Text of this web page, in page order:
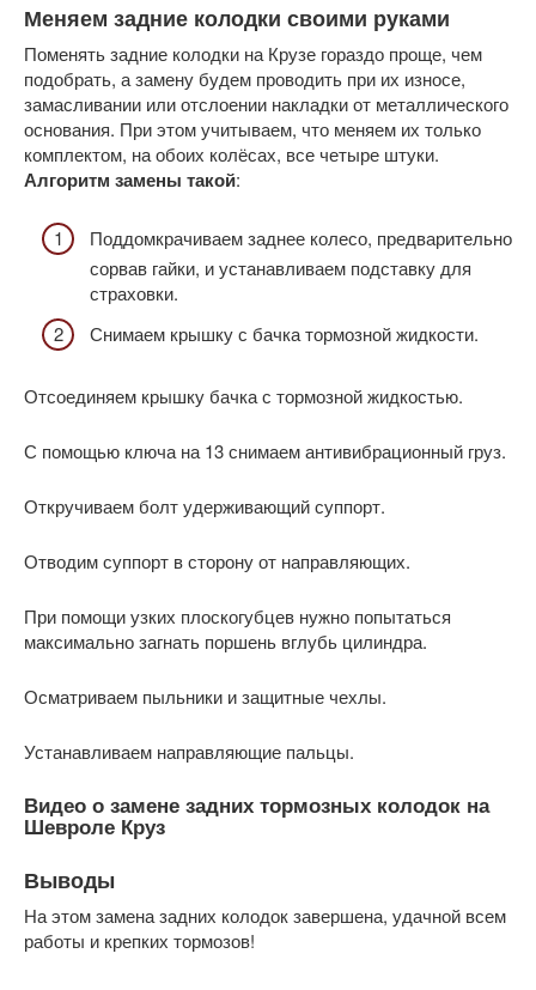
Меняем задние колодки своими руками
Поменять задние колодки на Крузе гораздо проще, чем
подобрать, а замену будем проводить при их износе,
замасливании или отслоении накладки от металлического
основания. При этом учитываем, что меняем их только
комплектом, на обоих колёсах, все четыре штуки.
Алгоритм замены такой:
Поддомкрачиваем заднее колесо, предварительно
сорвав гайки, и устанавливаем подставку для
страховки.
Снимаем крышку с бачка тормозной жидкости.
Отсоединяем крышку бачка с тормозной жидкостью.
С помощью ключа на 13 снимаем антивибрационный груз.
Откручиваем болт удерживающий суппорт.
Отводим суппорт в сторону от направляющих.
При помощи узких плоскогубцев нужно попытаться
максимально загнать поршень вглубь цилиндра.
Осматриваем пыльники и защитные чехлы.
Устанавливаем направляющие пальцы.
Видео о замене задних тормозных колодок на
Шевроле Круз
Выводы
На этом замена задних колодок завершена, удачной всем
работы и крепких тормозов!